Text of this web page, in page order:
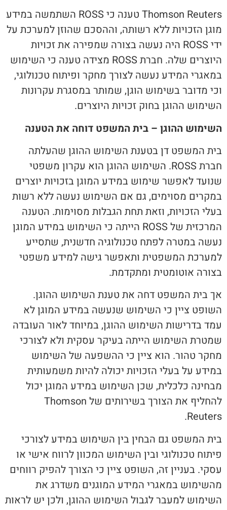
Thomson Reuters טענה כי ROSS השתמשה במידע
מוגן הזכויות ללא רשותה, וההסכם שהוזן למערכת על
ידי ROSS היה נעשה בצורה שמפירה את זכויות
היוצרים שלה. חברת ROSS מצידה טענה כי השימוש
במאגרי המידע נעשה לצורך מחקר ופיתוח טכנולוגי,
וכי מדובר בשימוש הוגן, שמותר במסגרת עקרונות
השימוש ההוגן בחוק זכויות היוצרים.
השימוש ההוגן – בית המשפט דוחה את הטענה
בית המשפט דן בטענת השימוש ההוגן שהעלתה
חברת ROSS. השימוש ההוגן הוא עקרון משפטי
שנועד לאפשר שימוש במידע המוגן בזכויות יוצרים
במקרים מסוימים, גם אם השימוש נעשה ללא רשות
בעלי הזכויות, וזאת תחת הגבלות מסוימות. הטענה
המרכזית של ROSS הייתה כי השימוש במידע המוגן
נעשה במטרה לפתח טכנולוגיה חדשנית, שתסייע
למערכת המשפטית ותאפשר גישה למידע משפטי
בצורה אוטומטית ומתקדמת.
אך בית המשפט דחה את טענת השימוש ההוגן.
השופט ציין כי השימוש שנעשה במידע המוגן לא
עמד בדרישות השימוש ההוגן, במיוחד לאור העובדה
שמטרת השימוש הייתה בעיקר עסקית ולא לצורכי
מחקר טהור. הוא ציין כי ההשפעה של השימוש
במידע על בעלי הזכויות יכולה להיות משמעותית
מבחינה כלכלית, שכן השימוש במידע המוגן יכול
להחליף את הצורך בשירותים של Thomson
Reuters.
בית המשפט גם הבחין בין השימוש במידע לצורכי
פיתוח טכנולוגי ובין השימוש המכוון לרווח אישי או
עסקי. בעניין זה, השופט ציין כי הצורך להפיק רווחים
מהשימוש במאגרי המידע המוגנים משדרג את
השימוש למעבר לגבול השימוש ההוגן, ולכן יש לראות